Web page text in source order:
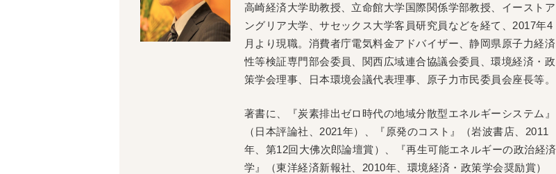
高崎経済大学助教授、立命館大学国際関係学部教授、イーストア
ングリア大学、サセックス大学客員研究員などを経て、2017年4
月より現職。消費者庁電気料金アドバイザー、静岡県原子力経済
性等検証専門部会委員、関西広域連合協議会委員、環境経済・政
策学会理事、日本環境会議代表理事、原子力市民委員会座長等。
著書に、『炭素排出ゼロ時代の地域分散型エネルギーシステム』
（日本評論社、2021年）、『原発のコスト』（岩波書店、2011
年、第12回大佛次郎論壇賞）、『再生可能エネルギーの政治経済
学』（東洋経済新報社、2010年、環境経済・政策学会奨励賞）